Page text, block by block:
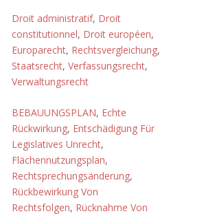
Droit administratif, Droit
constitutionnel, Droit européen,
Europarecht, Rechtsvergleichung,
Staatsrecht, Verfassungsrecht,
Verwaltungsrecht
BEBAUUNGSPLAN, Echte
Rückwirkung, Entschädigung Für
Legislatives Unrecht,
Flächennutzungsplan,
Rechtsprechungsänderung,
Rückbewirkung Von
Rechtsfolgen, Rücknahme Von